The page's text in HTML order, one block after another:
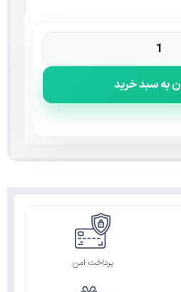
به سبد خرید
پرداخت امن